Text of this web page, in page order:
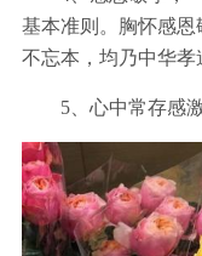
基本准则。胸怀感
不忘本，均乃中华孝
5、心中常存感